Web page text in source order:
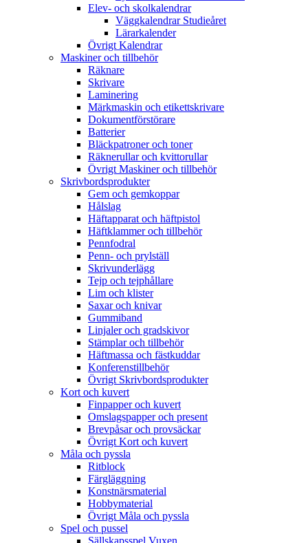
Elev- och skolkalendrar
Väggkalendrar Studieåret
Lärarkalender
Övrigt Kalendrar
Maskiner och tillbehör
Räknare
Skrivare
Laminering
Märkmaskin och etikettskrivare
Dokumentförstörare
Batterier
Bläckpatroner och toner
Räknerullar och kvittorullar
Övrigt Maskiner och tillbehör
Skrivbordsprodukter
Gem och gemkoppar
Hålslag
Häftapparat och häftpistol
Häftklammer och tillbehör
Pennfodral
Penn- och prylställ
Skrivunderlägg
Tejp och tejphållare
Lim och klister
Saxar och knivar
Gummiband
Linjaler och gradskivor
Stämplar och tillbehör
Häftmassa och fästkuddar
Konferenstillbehör
Övrigt Skrivbordsprodukter
Kort och kuvert
Finpapper och kuvert
Omslagspapper och present
Brevpåsar och provsäckar
Övrigt Kort och kuvert
Måla och pyssla
Ritblock
Färgläggning
Konstnärsmaterial
Hobbymaterial
Övrigt Måla och pyssla
Spel och pussel
Sällskapsspel Vuxen